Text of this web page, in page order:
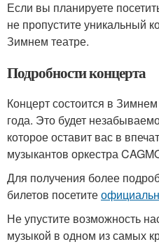
Если вы планируете
не пропустите уникальный
Зимнем театре.
Подробности концерта
Концерт состоится в
года. Это будет
которое оставит вас в
музыкантов оркестра
Для получения более
билетов посетите
Не упустите возможность
музыкой в одном из самых